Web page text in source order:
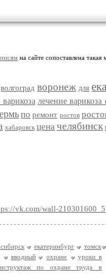
на сайте сопоставлена такая
волгоград воронеж для
лечение варикоза
по ремонт ростов
хабаровск цена челябинск
vk.com/wall-
екатеринбург
томск
вводный охране
уроки в
по охране труда в